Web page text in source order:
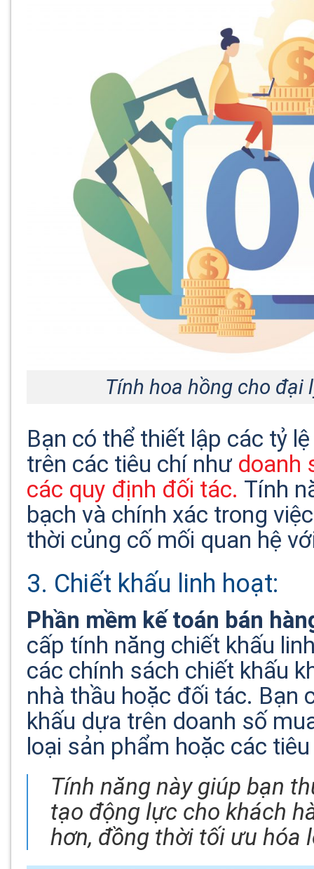
Tính hoa hồng cho đại
Bạn có thể thiết lập các tỷ
trên các tiêu chí như doanh
các quy định đối tác. Tính
bạch và chính xác trong
thời củng cố mối quan hệ
3. Chiết khấu linh hoạt:
Phần mềm kế toán bán
cấp tính năng chiết khấu
các chính sách chiết khấu
nhà thầu hoặc đối tác. Bạn
khấu dựa trên doanh số
loại sản phẩm hoặc các
Tính năng này giúp bạn
tạo động lực cho khách
hơn, đồng thời tối ưu hóa